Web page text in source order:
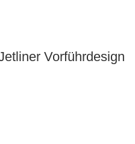
Vorführdesign